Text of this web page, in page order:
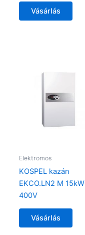
Vásárlás
Elektromos
KOSPEL kazán
EKCO.LN2 M 15kW
400V
Vásárlás